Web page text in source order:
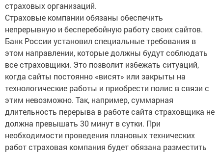
страховых организаций.
Страховые компании обязаны обеспечить
непрерывную и бесперебойную работу своих сайтов.
Банк России установил специальные требования в
этом направлении, которые должны будут соблюдать
все страховщики. Это позволит избежать ситуаций,
когда сайты постоянно «висят» или закрыты на
технологические работы и приобрести полис в связи с
этим невозможно. Так, например, суммарная
длительность перерыва в работе сайта страховщика не
должна превышать 30 минут в сутки. При
необходимости проведения плановых технических
работ страховая компания будет обязана разместить